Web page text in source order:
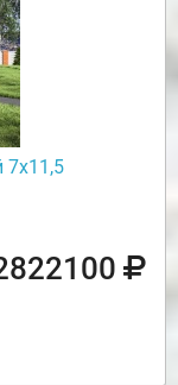
7х11,5